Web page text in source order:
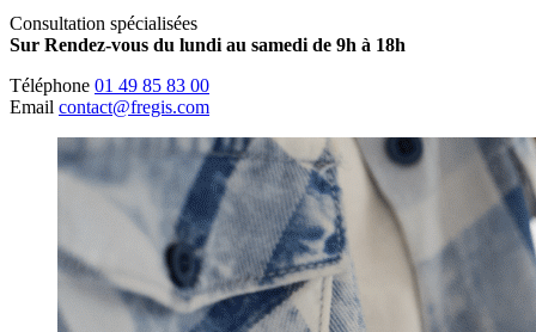
Consultation spécialisées
Sur Rendez-vous du lundi au samedi de 9h à 18h
Téléphone 01 49 85 83 00
Email contact@fregis.com